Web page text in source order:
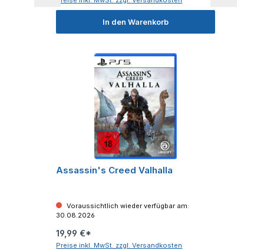
In den Warenkorb
Assassin's Creed Valhalla
Voraussichtlich wieder verfügbar am:
30.08.2026
19,99 €*
Preise inkl. MwSt. zzgl. Versandkosten